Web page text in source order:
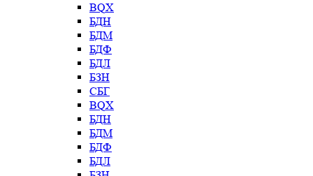
BQX
БДН
БДМ
БДФ
БДЛ
БЗН
СБГ
BQX
БДН
БДМ
БДФ
БДЛ